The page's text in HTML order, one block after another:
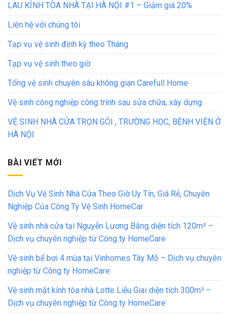
LAU KÍNH TÒA NHÀ TẠI HÀ NỘI #1 – Giảm giá 20%
Liên hệ với chúng tôi
Tạp vụ vệ sinh định kỳ theo Tháng
Tạp vụ vệ sinh theo giờ
Tổng vệ sinh chuyên sâu không gian Carefull Home
Vệ sinh công nghiệp công trình sau sửa chữa, xây dựng
VỆ SINH NHÀ CỬA TRỌN GÓI , TRƯỜNG HỌC, BỆNH VIỆN Ở
HÀ NỘI
BÀI VIẾT MỚI
Dịch Vụ Vệ Sinh Nhà Cửa Theo Giờ Uy Tín, Giá Rẻ, Chuyên
Nghiệp Của Công Ty Vệ Sinh HomeCar
Vệ sinh nhà cửa tại Nguyễn Lương Bằng diện tích 120m² –
Dịch vụ chuyên nghiệp từ Công ty HomeCare
Vệ sinh bể bơi 4 mùa tại Vinhomes Tây Mỗ – Dịch vụ chuyên
nghiệp từ Công ty HomeCare
Vệ sinh mặt kính tòa nhà Lotte Liễu Giai diện tích 300m² –
Dịch vụ chuyên nghiệp từ Công ty HomeCare